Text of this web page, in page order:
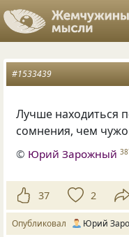
#1533439
Лучше находиться
сомнения, чем
© Юрий Зарожный
37 2
Опубликовал Юрий